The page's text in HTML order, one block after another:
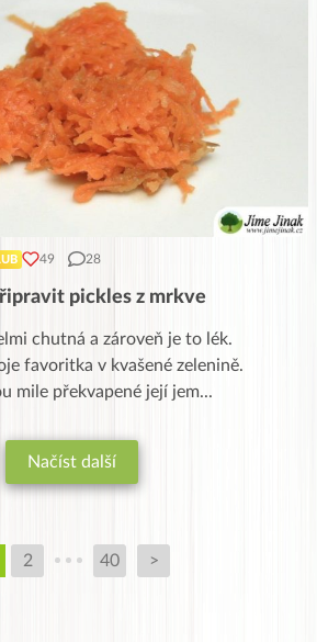
49 28
pickles z mrkve
chutná a zároveň je to lék.
favoritka v kvašené zelenině.
mile překvapené její jem...
Načíst další
2 40 >